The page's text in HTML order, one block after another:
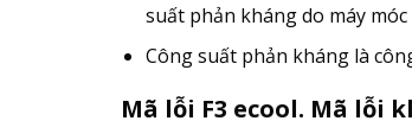
suất phản kháng do máy
Công suất phản kháng là
Mã lỗi F3 ecool. Mã lỗi